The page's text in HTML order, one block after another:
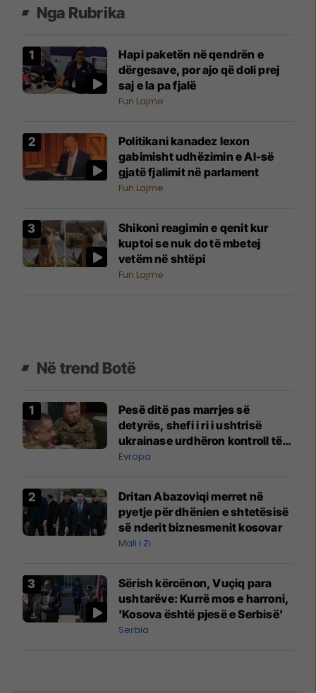
Nga Rubrika
Hapi paketën në qendrën e
dërgesave, por ajo që doli prej
saj e la pa fjalë
Fun Lajme
Politikani kanadez lexon
gabimisht udhëzimin e AI-së
gjatë fjalimit në parlament
Fun Lajme
Shikoni reagimin e qenit kur
kuptoi se nuk do të mbetej
vetëm në shtëpi
Fun Lajme
Në trend Botë
Pesë ditë pas marrjes së
detyrës, shefi i ri i ushtrisë
ukrainase urdhëron kontroll të
madh
Evropa
Dritan Abazoviqi merret në
pyetje për dhënien e shtetësisë
së nderit biznesmenit kosovar
Mali i Zi
Sërish kërcënon, Vuçiq para
ushtarëve: Kurrë mos e harroni,
'Kosova është pjesë e Serbisë'
Serbia